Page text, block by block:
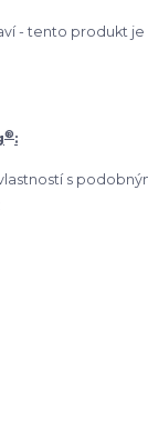
- tento produkt
®:
s